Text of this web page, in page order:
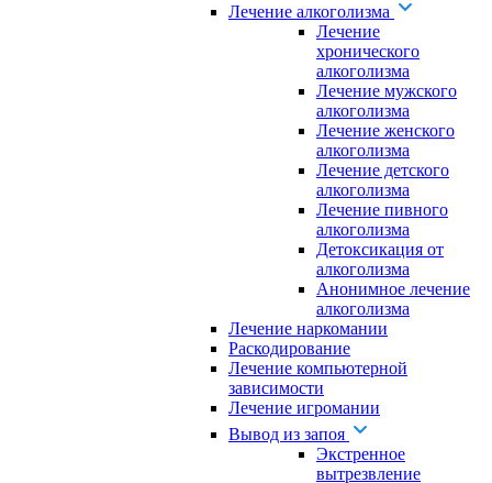
Лечение алкоголизма
Лечение
хронического
алкоголизма
Лечение мужского
алкоголизма
Лечение женского
алкоголизма
Лечение детского
алкоголизма
Лечение пивного
алкоголизма
Детоксикация от
алкоголизма
Анонимное лечение
алкоголизма
Лечение наркомании
Раскодирование
Лечение компьютерной
зависимости
Лечение игромании
Вывод из запоя
Экстренное
вытрезвление